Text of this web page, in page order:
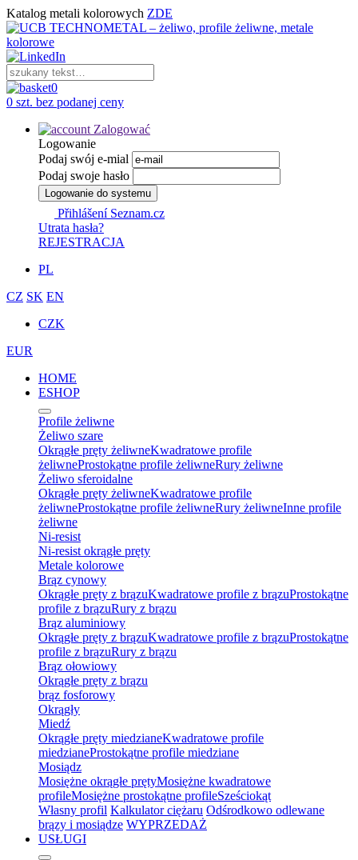
Katalog metali kolorowych ZDE
0
0 szt. bez podanej ceny
Zalogować
Logowanie
Podaj swój e-mial
Podaj swoje hasło
Logowanie do systemu
Přihlášení Seznam.cz
Utrata hasła?
REJESTRACJA
PL
CZ SK EN
CZK
EUR
HOME
ESHOP
Profile żeliwne
Żeliwo szare
Okrągłe pręty żeliwneKwadratowe profile
żeliwneProstokątne profile żeliwneRury żeliwne
Żeliwo sferoidalne
Okrągłe pręty żeliwneKwadratowe profile
żeliwneProstokątne profile żeliwneRury żeliwneInne profile
żeliwne
Ni-resist
Ni-resist okrągłe pręty
Metale kolorowe
Brąz cynowy
Okrągłe pręty z brązuKwadratowe profile z brązuProstokątne
profile z brązuRury z brązu
Brąz aluminiowy
Okrągłe pręty z brązuKwadratowe profile z brązuProstokątne
profile z brązuRury z brązu
Brąz ołowiowy
Okrągłe pręty z brązu
brąz fosforowy
Okrągły
Miedź
Okrągłe pręty miedzianeKwadratowe profile
miedzianeProstokątne profile miedziane
Mosiądz
Mosiężne okrągłe prętyMosiężne kwadratowe
profileMosiężne prostokątne profileSześciokąt
Własny profil Kalkulator ciężaru Odśrodkowo odlewane
brązy i mosiądze WYPRZEDAŻ
USŁUGI